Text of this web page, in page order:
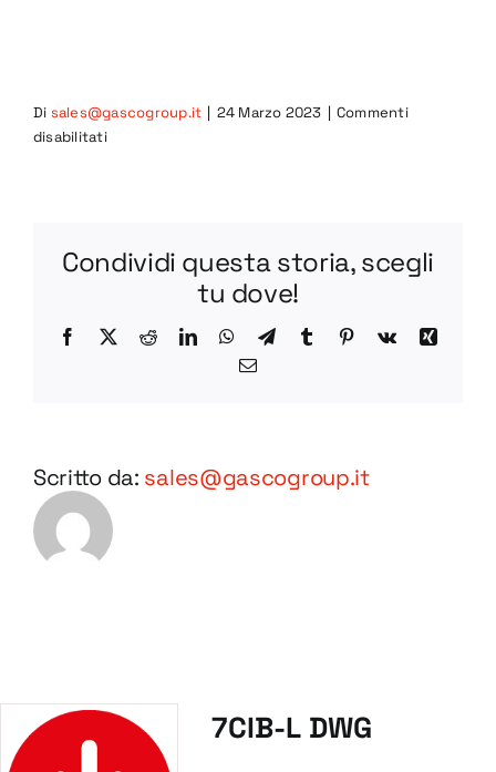
Di sales@gascogroup.it | 24 Marzo 2023 | Commenti
disabilitatisu
Condividi questa storia, scegli
tu dove!
Facebook
X RedditLinkedInWhatsApp
TelegramTumblr Pinterest
Vk
Xing
Email
Scritto da: sales@gascogroup.it
7CIB-L DWG